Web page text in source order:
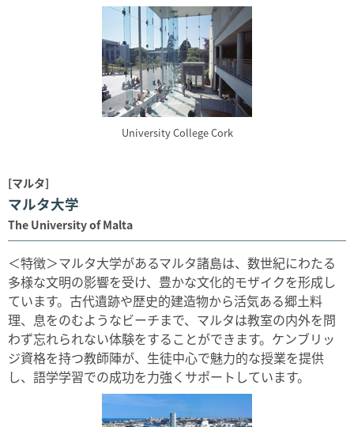
University College Cork
[マルタ]
マルタ大学
The University of Malta
＜特徴＞マルタ大学があるマルタ諸島は、数世紀にわたる
多様な文明の影響を受け、豊かな文化的モザイクを形成し
ています。古代遺跡や歴史的建造物から活気ある郷土料
理、息をのむようなビーチまで、マルタは教室の内外を問
わず忘れられない体験をすることができます。ケンブリッ
ジ資格を持つ教師陣が、生徒中心で魅力的な授業を提供
し、語学学習での成功を力強くサポートしています。